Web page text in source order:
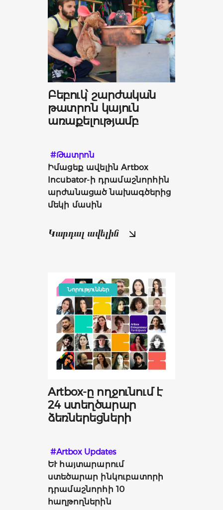
Բեբուկ՝ շարժական
թատրոն կայուն
առաքելությամբ
#Թատրոն
Իմացեք ավելին Artbox
Incubator-ի դրամաշնորհին
արժանացած նախագծերից
մեկի մասին
Կարդալ ավելին
Նորություններ
Artbox-ը ողջունում է
24 ստեղծարար
ձեռներեցների
#Artbox Updates
ԵՒ հայտարարում
ստեծարար ինկուբատորի
դրամաշնորհի 10
հաղթողներին